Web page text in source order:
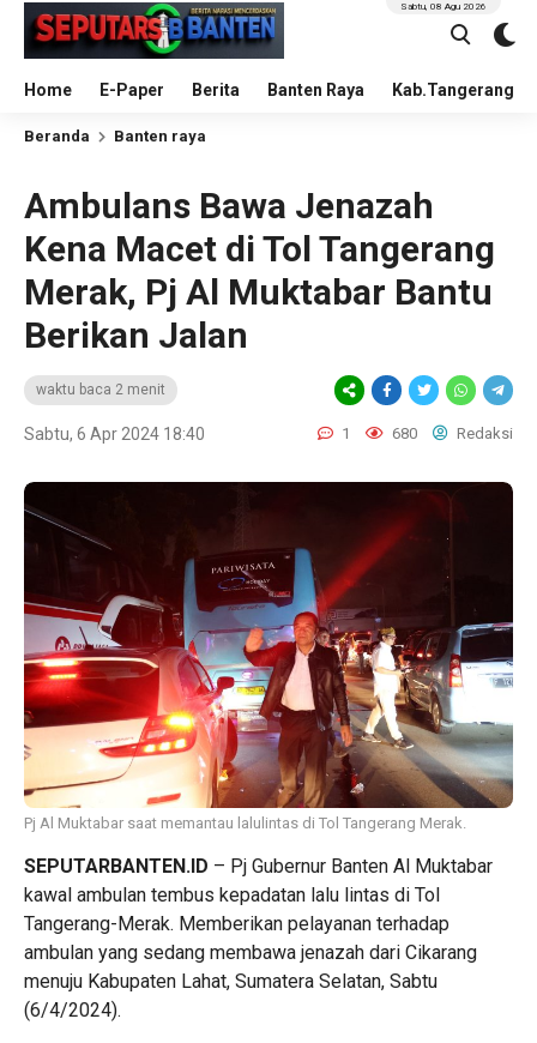
Home E-Paper Berita Banten Raya Kab.Tangerang
Sabtu, 08 Agu 2026
Beranda Banten raya
Ambulans Bawa Jenazah
Kena Macet di Tol Tangerang
Merak, Pj Al Muktabar Bantu
Berikan Jalan
waktu baca 2 menit
Sabtu, 6 Apr 2024 18:40 1 680 Redaksi
Pj Al Muktabar saat memantau lalulintas di Tol Tangerang Merak.
SEPUTARBANTEN.ID – Pj Gubernur Banten Al Muktabar
kawal ambulan tembus kepadatan lalu lintas di Tol
Tangerang-Merak. Memberikan pelayanan terhadap
ambulan yang sedang membawa jenazah dari Cikarang
menuju Kabupaten Lahat, Sumatera Selatan, Sabtu
(6/4/2024).